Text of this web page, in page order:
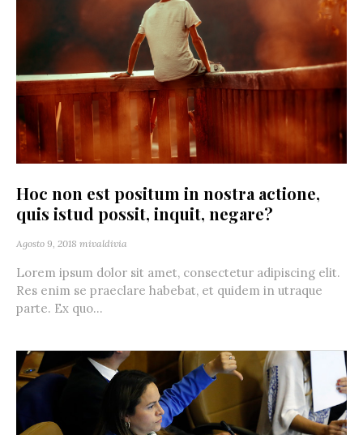
Hoc non est positum in nostra actione,
quis istud possit, inquit, negare?
Agosto 9, 2018 mivaldivia
Lorem ipsum dolor sit amet, consectetur adipiscing elit.
Res enim se praeclare habebat, et quidem in utraque
parte. Ex quo...